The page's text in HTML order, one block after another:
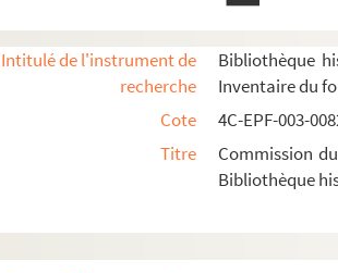
Intitulé de l'instrument de
recherche
Bibliothèque
Inventaire du
Cote
4C-EPF-003-
Titre
Commission
Bibliothèque
Dossier n° 74 bis
Dossier n° 75
Dossier n° 79